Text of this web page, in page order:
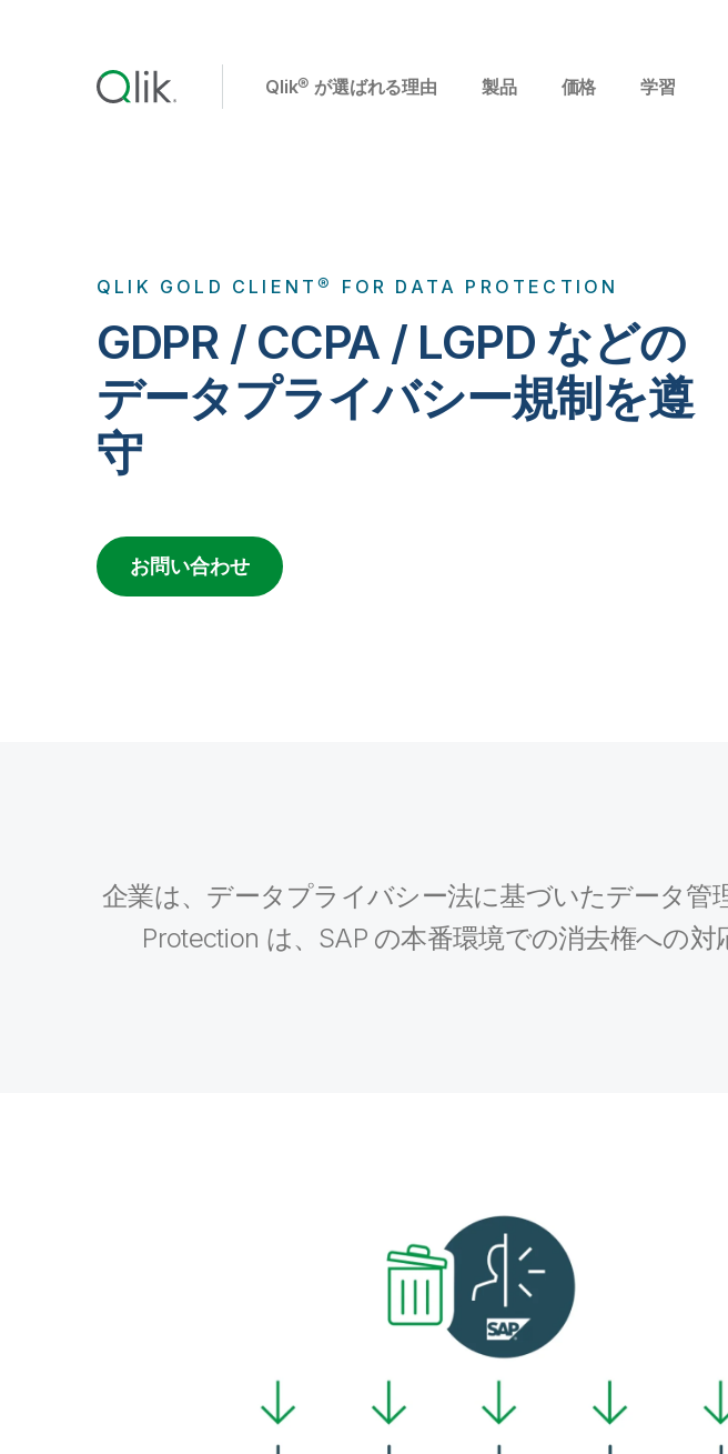
Qlik® が選ばれる理由 製品 価格 学習
QLIK GOLD CLIENT® FOR DATA PROTECTION
GDPR / CCPA / LGPD などの
データプライバシー規制を遵
守
お問い合わせ
企業は、データプライバシー法に基づいたデータ
Protection は、SAP の本番環境での消去権への